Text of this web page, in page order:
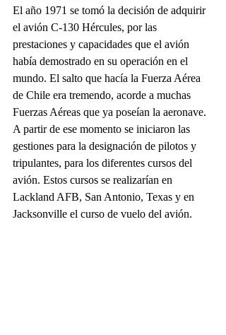
El año 1971 se tomó la decisión de adquirir
el avión C-130 Hércules, por las
prestaciones y capacidades que el avión
había demostrado en su operación en el
mundo. El salto que hacía la Fuerza Aérea
de Chile era tremendo, acorde a muchas
Fuerzas Aéreas que ya poseían la aeronave.
A partir de ese momento se iniciaron las
gestiones para la designación de pilotos y
tripulantes, para los diferentes cursos del
avión. Estos cursos se realizarían en
Lackland AFB, San Antonio, Texas y en
Jacksonville el curso de vuelo del avión.